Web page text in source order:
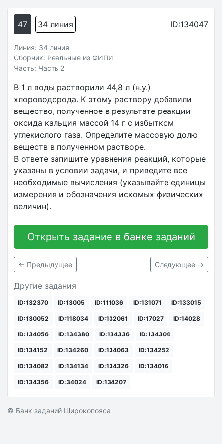
47 34 линия ID:134047
Линия: 34 линия
Сборник: Реальные из ФИПИ
Часть: Часть 2
В 1 л воды растворили 44,8 л (н.у.)
хлороводорода. К этому раствору добавили
вещество, полученное в результате реакции
оксида кальция массой 14 г с избытком
углекислого газа. Определите массовую долю
веществ в полученном растворе.
В ответе запишите уравнения реакций, которые
указаны в условии задачи, и приведите все
необходимые вычисления (указывайте единицы
измерения и обозначения искомых физических
величин).
Открыть задание в банке заданий
← Предыдущее Следующее →
Другие задания
ID:132370 ID:13005 ID:111036 ID:131071 ID:133015
ID:130052 ID:118034 ID:132061 ID:17027 ID:14028
ID:134056 ID:134380 ID:134336 ID:134304
ID:134152 ID:134260 ID:134063 ID:134252
ID:134082 ID:134134 ID:134326 ID:134016
ID:134356 ID:34024 ID:134207
© Банк заданий Широкопояса